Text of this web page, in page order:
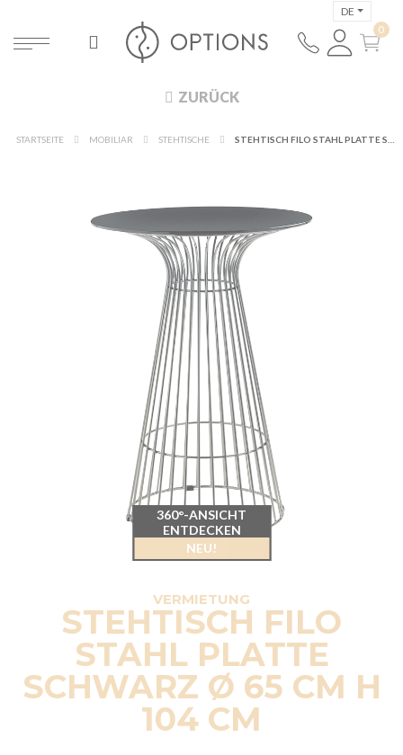
DE
ZURÜCK
STARTSEITE MOBILIAR STEHTISCHE
VERMIETUNG
STEHTISCH FILO
STAHL PLATTE
SCHWARZ Ø 65 CM H
104 CM
360°-ANSICHT
ENTDECKEN
NEU!